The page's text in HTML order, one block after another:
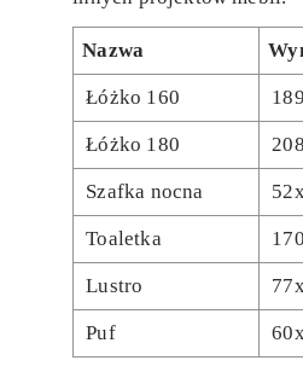
Nazwa
Łóżko 160
Łóżko 180
Szafka nocna
Toaletka
Lustro
Puf